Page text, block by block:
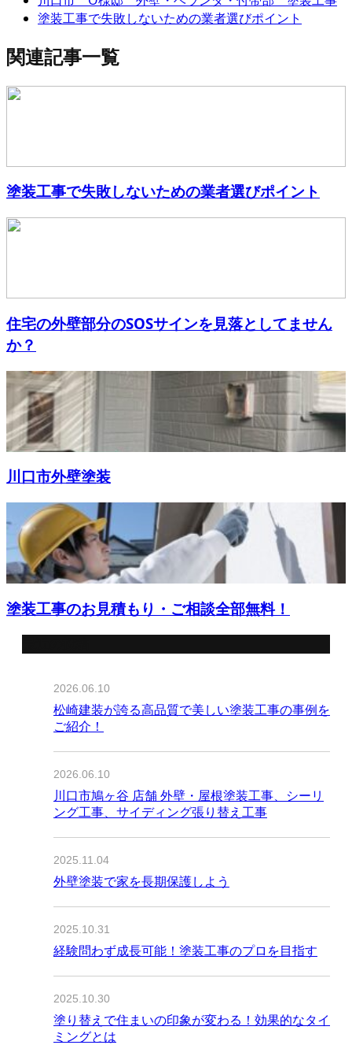
塗装工事で失敗しないための業者選びポイント
関連記事一覧
塗装工事で失敗しないための業者選びポイント
住宅の外壁部分のSOSサインを見落としてません
か？
川口市外壁塗装
塗装工事のお見積もり・ご相談全部無料！
2026.06.10
松崎建装が誇る高品質で美しい塗装工事の事例を
ご紹介！
2026.06.10
川口市鳩ヶ谷 店舗 外壁・屋根塗装工事、シーリ
ング工事、サイディング張り替え工事
2025.11.04
外壁塗装で家を長期保護しよう
2025.10.31
経験問わず成長可能！塗装工事のプロを目指す
2025.10.30
塗り替えで住まいの印象が変わる！効果的なタイ
ミングとは